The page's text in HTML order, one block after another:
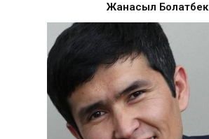
Жанасыл Болатбек